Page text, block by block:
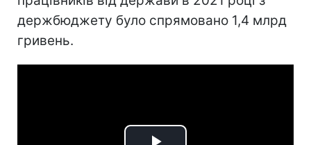
держбюджету було спрямовано 1,4 млрд
гривень.